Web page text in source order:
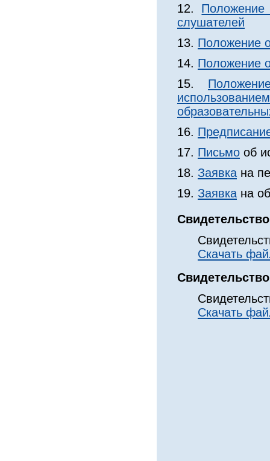
12. Положение
слушателей
13. Положение
14. Положение
15.
16.
17. Письмо об
18. Заявка на
19. Заявка на
Скачать
Скачать